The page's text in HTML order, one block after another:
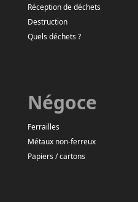
Réception de déchets
Destruction
Quels déchets ?
Négoce
Ferrailles
Métaux non-ferreux
Papiers / cartons